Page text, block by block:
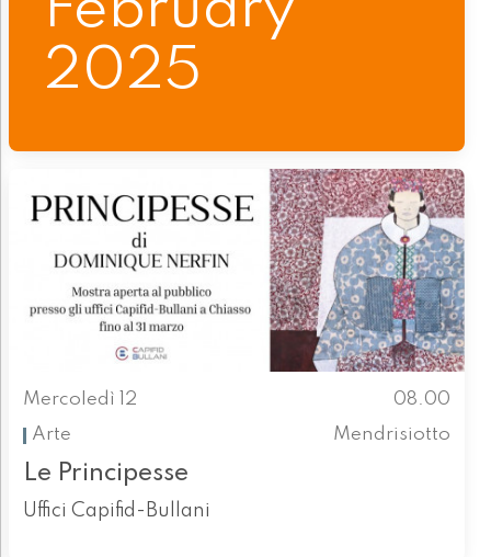
2025
Mercoledì 12
08.00
Arte
Mendrisiotto
Le Principesse
Uffici Capifid-Bullani